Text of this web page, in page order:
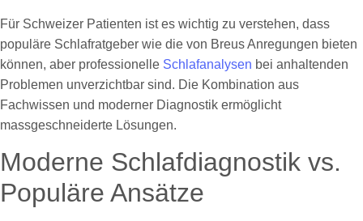
Für Schweizer Patienten ist es wichtig zu verstehen, dass
populäre Schlafratgeber wie die von Breus Anregungen bieten
können, aber professionelle Schlafanalysen bei anhaltenden
Problemen unverzichtbar sind. Die Kombination aus
Fachwissen und moderner Diagnostik ermöglicht
massgeschneiderte Lösungen.
Moderne Schlafdiagnostik vs.
Populäre Ansätze